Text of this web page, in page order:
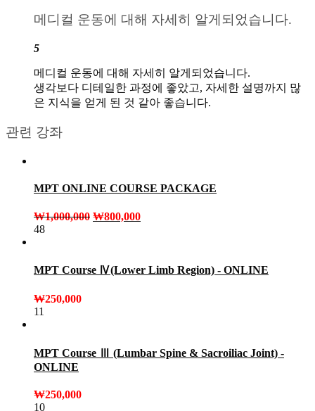
메디컬 운동에 대해 자세히 알게되었습니다.
5
메디컬 운동에 대해 자세히 알게되었습니다.
생각보다 디테일한 과정에 좋았고, 자세한 설명까지 많
은 지식을 얻게 된 것 같아 좋습니다.
관련 강좌
MPT ONLINE COURSE PACKAGE
₩1,000,000 ₩800,000
48
MPT Course Ⅳ(Lower Limb Region) - ONLINE
₩250,000
11
MPT Course Ⅲ (Lumbar Spine & Sacroiliac Joint) -
ONLINE
₩250,000
10